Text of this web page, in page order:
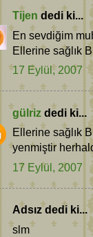
Tijen dedi ki...
En sevdiğim
Ellerine sağlık
17 Eylül, 2007
gülriz dedi ki...
Ellerine sağlık
yenmiştir
17 Eylül, 2007
Adsız dedi ki...
slm